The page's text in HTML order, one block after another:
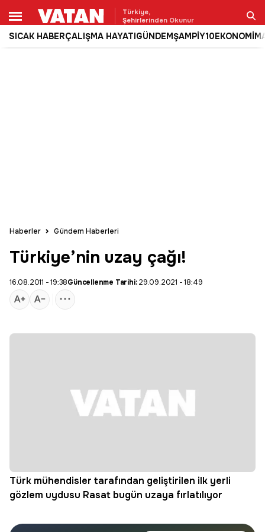
Türkiye,
Şehirlerinden Okunur
SICAK HABERÇALIŞMA HAYATIGÜNDEMŞAMPİY10EKONOMİ
Ara
Haberler Gündem Haberleri
Türkiye’nin uzay çağı!
16.08.2011 - 19:38Güncellenme Tarihi:29.09.2021 - 18:49
Türk mühendisler tarafından geliştirilen ilk yerli
gözlem uydusu Rasat bugün uzaya fırlatılıyor